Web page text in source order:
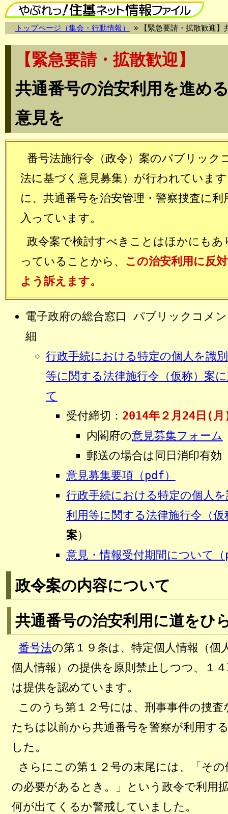
トップページ（集会・行動情報） » 【緊急要請・拡散歓迎】
【緊急要請・拡散歓迎】
共通番号の治安利用を進め
意見を
番号法施行令（政令）案のパブリック
法に基づく意見募集）が行われていま
に、共通番号を治安管理・警察捜査に
入っています。
政令案で検討すべきことはほかにもあ
っていることから、 この治安利用に反
よう訴えます。
電子政府の総合窓口 パブリックコメ
細
行政手続における特定の個人を識
等に関する法律施行令（仮称）案
て
受付締切： 2014年２月24日(月
内閣府の意見募集フォーム
郵送の場合は同日消印有効
意見募集要項（pdf）
行政手続における特定の個人
利用等に関する法律施行令（
案）
意見・情報受付期間について
政令案の内容について
共通番号の治安利用に道をひ
番号法の第１９条は、特定個人情報（個
個人情報）の提供を原則禁止しつつ、１
は提供を認めています。
このうち第１２号には、刑事事件の捜
たちは以前から共通番号を警察が利用す
した。
さらにこの第１２号の末尾には、「そ
の必要があるとき。」という政令で利用
何が出てくるか警戒していました。